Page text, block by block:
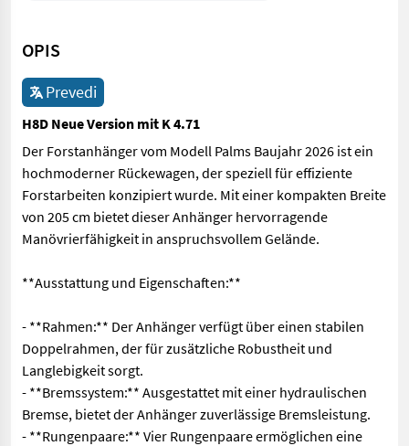
OPIS
Prevedi
H8D Neue Version mit K 4.71
Der Forstanhänger vom Modell Palms Baujahr 2026 ist ein
hochmoderner Rückewagen, der speziell für effiziente
Forstarbeiten konzipiert wurde. Mit einer kompakten Breite
von 205 cm bietet dieser Anhänger hervorragende
Manövrierfähigkeit in anspruchsvollem Gelände.
**Ausstattung und Eigenschaften:**
- **Rahmen:** Der Anhänger verfügt über einen stabilen
Doppelrahmen, der für zusätzliche Robustheit und
Langlebigkeit sorgt.
- **Bremssystem:** Ausgestattet mit einer hydraulischen
Bremse, bietet der Anhänger zuverlässige Bremsleistung.
- **Rungenpaare:** Vier Rungenpaare ermöglichen eine